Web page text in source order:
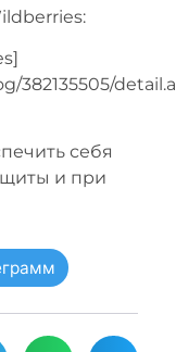
382135505/
себя
и при